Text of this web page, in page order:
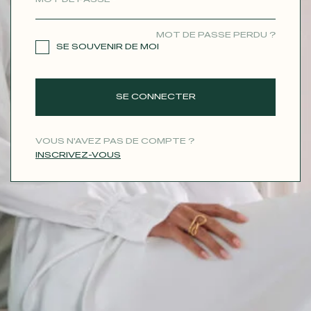
MOT DE PASSE PERDU ?
SE SOUVENIR DE MOI
SE CONNECTER
VOUS N'AVEZ PAS DE COMPTE ?
INSCRIVEZ-VOUS